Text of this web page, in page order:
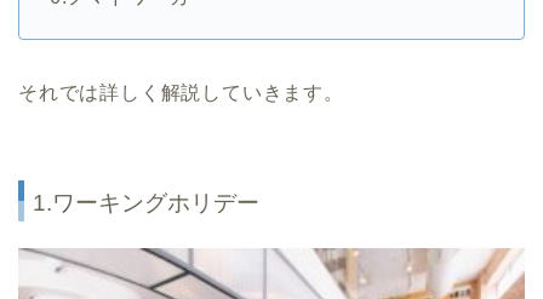
それでは詳しく解説していきます。
1.ワーキングホリデー